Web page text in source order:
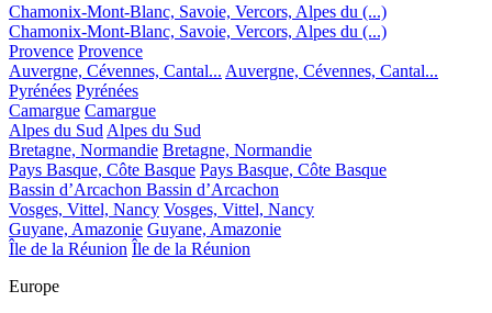
Chamonix-Mont-Blanc, Savoie, Vercors, Alpes du (...)
Chamonix-Mont-Blanc, Savoie, Vercors, Alpes du (...)
Provence Provence
Auvergne, Cévennes, Cantal... Auvergne, Cévennes, Cantal...
Pyrénées Pyrénées
Camargue Camargue
Alpes du Sud Alpes du Sud
Bretagne, Normandie Bretagne, Normandie
Pays Basque, Côte Basque Pays Basque, Côte Basque
Bassin d’Arcachon Bassin d’Arcachon
Vosges, Vittel, Nancy Vosges, Vittel, Nancy
Guyane, Amazonie Guyane, Amazonie
Île de la Réunion Île de la Réunion
Europe